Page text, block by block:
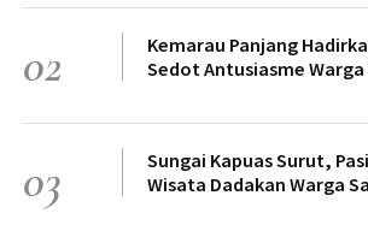
02
Kemarau Panjang
Sedot Antusiasme Warga
03
Sungai Kapuas Surut,
Wisata Dadakan Warga